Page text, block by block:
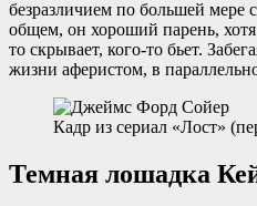
безразличием по большей мере
общем, он хороший парень,
то скрывает, кого-то бьет.
жизни аферистом, в
Кадр из сериал «Лост»
Темная лошадка